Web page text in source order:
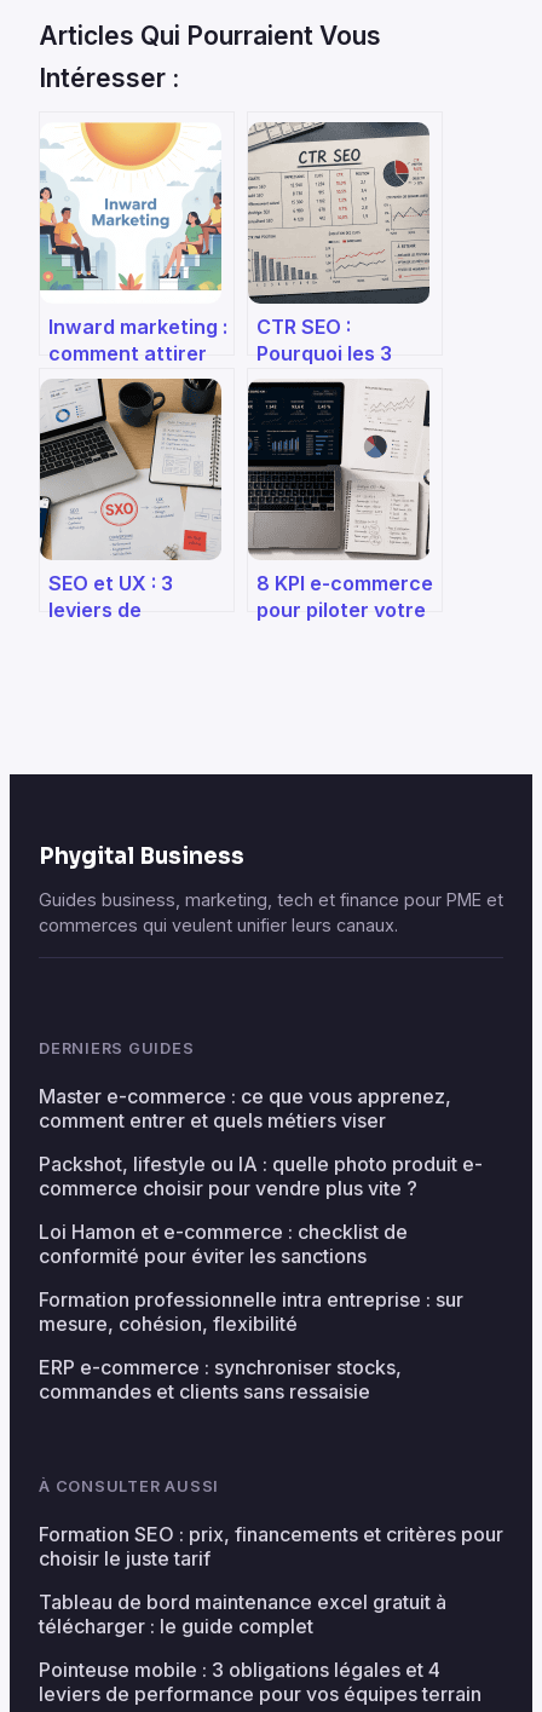
Articles Qui Pourraient Vous
Intéresser :
Inward marketing :
comment attirer
vos clients sans
les démarcher
CTR SEO :
Pourquoi les 3
premiers résultats
captent 70% des
clics et comment
optimiser le vôtre
SEO et UX : 3
leviers de
8 KPI e-commerce
pour piloter votre
Phygital Business
Guides business, marketing, tech et finance pour PME et
commerces qui veulent unifier leurs canaux.
DERNIERS GUIDES
Master e-commerce : ce que vous apprenez,
comment entrer et quels métiers viser
Packshot, lifestyle ou IA : quelle photo produit e-
commerce choisir pour vendre plus vite ?
Loi Hamon et e-commerce : checklist de
conformité pour éviter les sanctions
Formation professionnelle intra entreprise : sur
mesure, cohésion, flexibilité
ERP e-commerce : synchroniser stocks,
commandes et clients sans ressaisie
À CONSULTER AUSSI
Formation SEO : prix, financements et critères pour
choisir le juste tarif
Tableau de bord maintenance excel gratuit à
télécharger : le guide complet
Pointeuse mobile : 3 obligations légales et 4
leviers de performance pour vos équipes terrain